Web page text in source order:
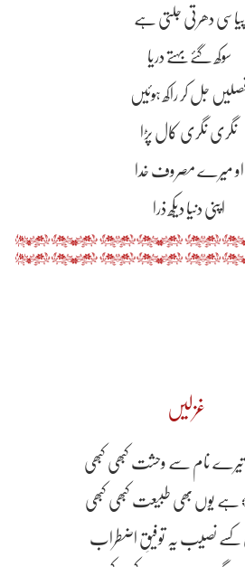
پیاسی دھرتی جلتی ہے
سوکھ گۓ بہتے دریا
فصلیں جل کر راکھ ہوئیں
نگری نگری کال پڑا
او میرے مصروف خدا
اپنی دنیا دیکھ ذرا
غزلیں
نام سے وحشت کبھی کبھی
ہے یوں بھی طبیعت کبھی کبھی
نصیب یہ توفیقِ اضطراب